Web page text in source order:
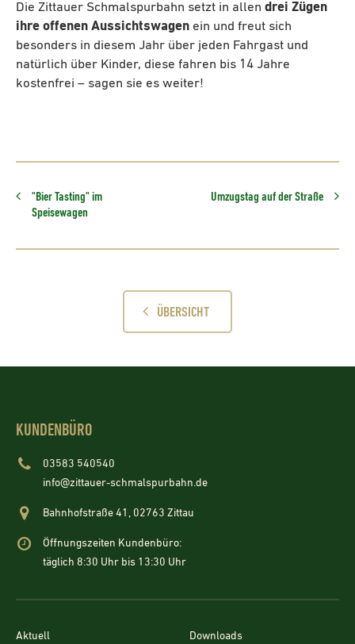
Die Zittauer Schmalspurbahn setzt in allen drei Zügen
ihre offenen Aussichtswagen ein und freut sich
besonders in diesem Jahr über jeden Fahrgast und
natürlich über Kinder, diese fahren bis 14 Jahre
kostenfrei – sagen sie es weiter!
"Bier Tasting" im
Speisewagen
Umzugstag auf der Straße
ÜBERSICHT
KUNDENBÜRO
03583 540540
info@zittauer-schmalspurbahn.de
Bahnhofstraße 41, 02763 Zittau
Öffnungszeiten Kundenbüro:
täglich 8:30 Uhr bis 13:30 Uhr
Aktuell
Downloads